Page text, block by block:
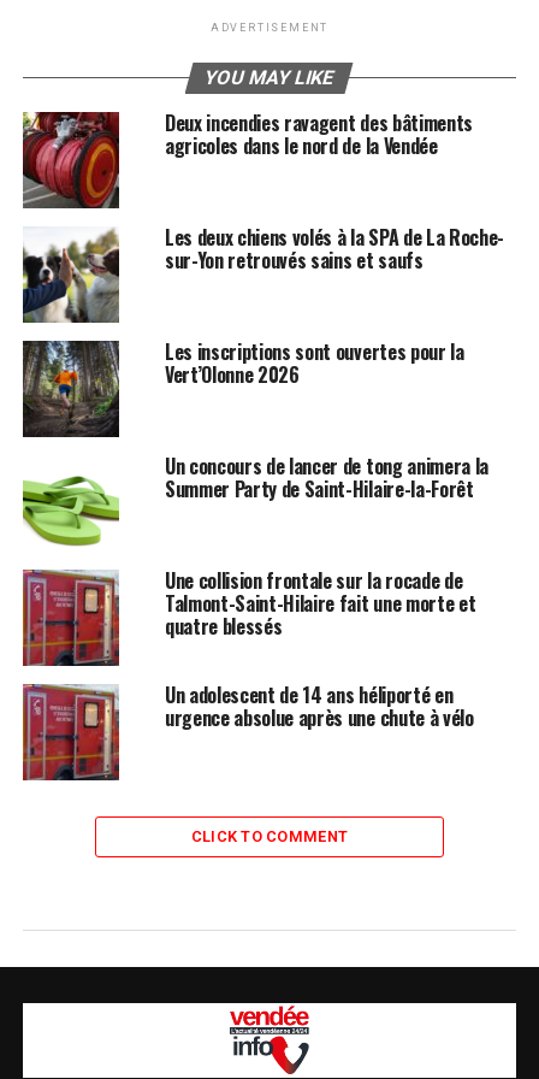
ADVERTISEMENT
YOU MAY LIKE
Deux incendies ravagent des bâtiments
agricoles dans le nord de la Vendée
Les deux chiens volés à la SPA de La Roche-
sur-Yon retrouvés sains et saufs
Les inscriptions sont ouvertes pour la
Vert’Olonne 2026
Un concours de lancer de tong animera la
Summer Party de Saint-Hilaire-la-Forêt
Une collision frontale sur la rocade de
Talmont-Saint-Hilaire fait une morte et
quatre blessés
Un adolescent de 14 ans héliporté en
urgence absolue après une chute à vélo
CLICK TO COMMENT